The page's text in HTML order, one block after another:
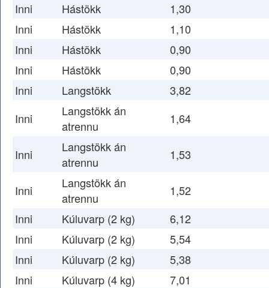
Inni
Hástökk
1,30
Inni
Hástökk
1,10
Inni
Hástökk
0,90
Inni
Hástökk
0,90
Inni
Langstökk
3,82
Inni
Langstökk án
atrennu
1,64
Inni
Langstökk án
atrennu
1,53
Inni
Langstökk án
atrennu
1,52
Inni
Kúluvarp (2 kg)
6,12
Inni
Kúluvarp (2 kg)
5,54
Inni
Kúluvarp (2 kg)
5,38
Inni
Kúluvarp (4 kg)
7,01